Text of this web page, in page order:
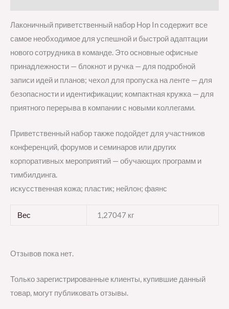
Лаконичный приветственный набор Hop In содержит все
самое необходимое для успешной и быстрой адаптации
нового сотрудника в команде. Это основные офисные
принадлежности — блокнот и ручка — для подробной
записи идей и планов; чехол для пропуска на ленте — для
безопасности и идентификации; компактная кружка — для
приятного перерыва в компании с новыми коллегами.
Приветственный набор также подойдет для участников
конференций, форумов и семинаров или других
корпоративных мероприятий — обучающих программ и
тимбилдинга.
искусственная кожа; пластик; нейлон; фаянс
Вес 1,27047 кг
Отзывов пока нет.
Только зарегистрированные клиенты, купившие данный
товар, могут публиковать отзывы.